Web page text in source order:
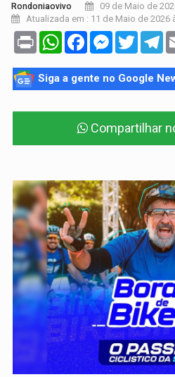
Rondoniaovivo
09 de Maio de
Atualizada em : 11 de Maio de 2026
Print WhatsAppFacebookMessenger
Twitter
Siga a gente no Google
Compartilhar